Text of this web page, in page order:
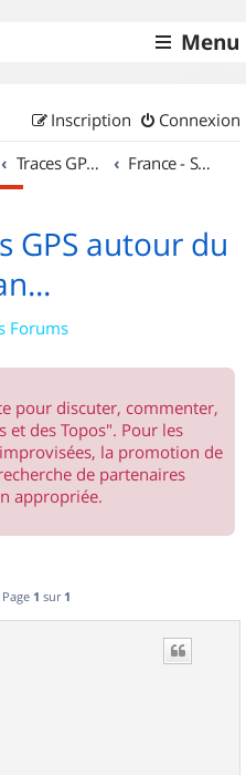
Menu
Connexion
Inscription
Traces GPS de randos VTT France - Sud Ouest
GPS autour du
Forums
pour discuter, commenter,
et des Topos". Pour les
la promotion de
de partenaires
appropriée.
1 sur 1